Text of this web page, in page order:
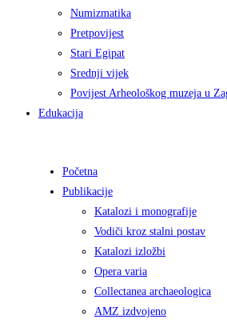
Numizmatika
Pretpovijest
Stari Egipat
Srednji vijek
Povijest Arheološkog muzeja u
Edukacija
Početna
Publikacije
Katalozi i monografije
Vodiči kroz stalni postav
Katalozi izložbi
Opera varia
Collectanea archaeologica
AMZ izdvojeno